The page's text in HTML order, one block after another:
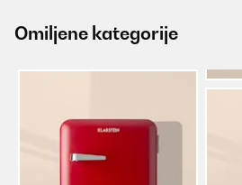
Omiljene kategorije